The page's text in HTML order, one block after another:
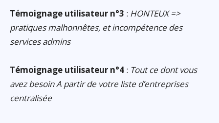
Témoignage utilisateur n°3 : HONTEUX =>
pratiques malhonnêtes, et incompétence des
services admins
Témoignage utilisateur n°4 : Tout ce dont vous
avez besoin A partir de votre liste d’entreprises
centralisée